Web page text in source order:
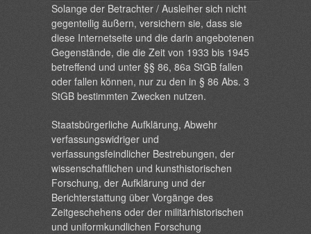
Solange der Betrachter / Ausleiher sich nicht
gegenteilig äußern, versichern sie, dass sie
diese Internetseite und die darin angebotenen
Gegenstände, die die Zeit von 1933 bis 1945
betreffend und unter §§ 86, 86a StGB fallen
oder fallen können, nur zu den in § 86 Abs. 3
StGB bestimmten Zwecken nutzen.
Staatsbürgerliche Aufklärung, Abwehr
verfassungswidriger und
verfassungsfeindlicher Bestrebungen, der
wissenschaftlichen und kunsthistorischen
Forschung, der Aufklärung und der
Berichterstattung über Vorgänge des
Zeitgeschehens oder der militärhistorischen
und uniformkundlichen Forschung